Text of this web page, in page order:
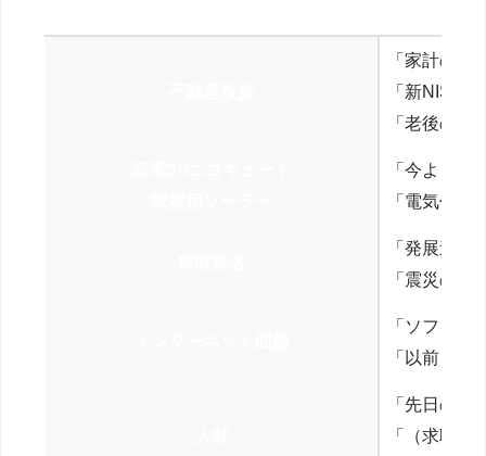
「家計の見
「新NISA
「老後の
「今より
「電気代を
「発展途
「震災の
「ソフト
「以前、
「先日の
「（求職